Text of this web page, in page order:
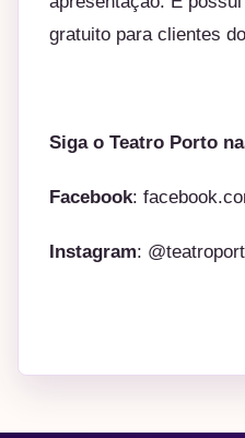
gratuito para clientes
Siga o Teatro Porto
Facebook:
Instagram: